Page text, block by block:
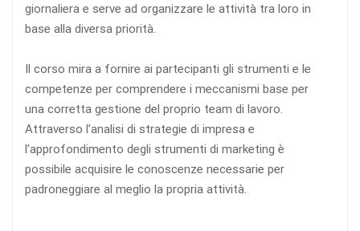
giornaliera e serve ad organizzare le attività tra loro in
base alla diversa priorità.
Il corso mira a fornire ai partecipanti gli strumenti e le
competenze per comprendere i meccanismi base per
una corretta gestione del proprio team di lavoro.
Attraverso l’analisi di strategie di impresa e
l’approfondimento degli strumenti di marketing è
possibile acquisire le conoscenze necessarie per
padroneggiare al meglio la propria attività.